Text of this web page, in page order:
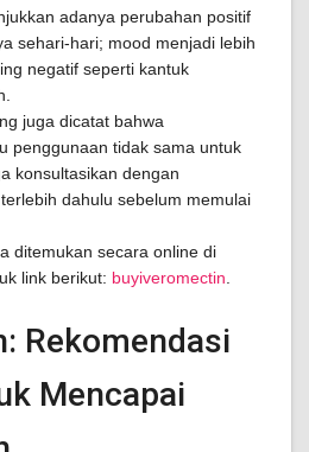
adanya perubahan positif
sehari-hari; mood menjadi lebih
negatif seperti kantuk
juga dicatat bahwa
penggunaan tidak sama untuk
konsultasikan dengan
dahulu sebelum memulai
ditemukan secara online di
link berikut: buyiveromectin
Rekomendasi
Mencapai